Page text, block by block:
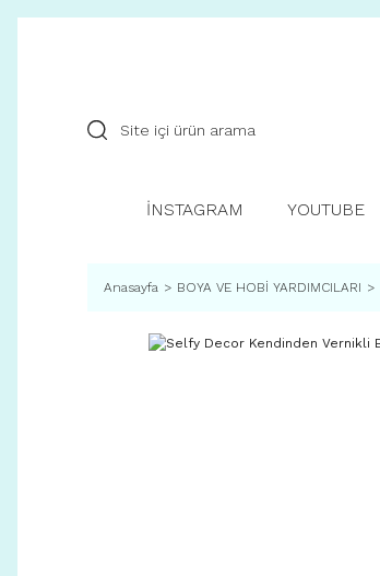
İNSTAGRAM YOUTUBE
Anasayfa BOYA VE HOBİ YARDIMCILARI